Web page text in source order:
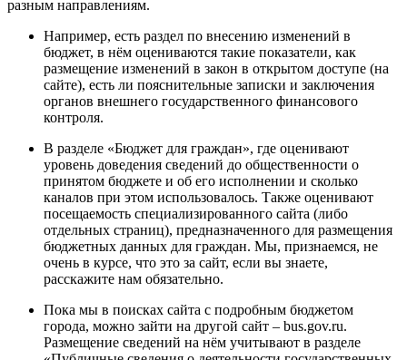
разным направлениям.
Например, есть раздел по внесению изменений в
бюджет, в нём оцениваются такие показатели, как
размещение изменений в закон в открытом доступе (на
сайте), есть ли пояснительные записки и заключения
органов внешнего государственного финансового
контроля.
В разделе «Бюджет для граждан», где оценивают
уровень доведения сведений до общественности о
принятом бюджете и об его исполнении и сколько
каналов при этом использовалось. Также оценивают
посещаемость специализированного сайта (либо
отдельных страниц), предназначенного для размещения
бюджетных данных для граждан. Мы, признаемся, не
очень в курсе, что это за сайт, если вы знаете,
расскажите нам обязательно.
Пока мы в поисках сайта с подробным бюджетом
города, можно зайти на другой сайт – bus.gov.ru.
Размещение сведений на нём учитывают в разделе